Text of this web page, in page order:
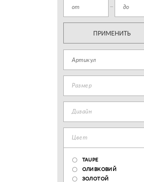
ПРИМЕНИТЬ
Размер
Дизайн
Цвет
TAUPE
ОЛИВКОВИЙ
ЗОЛОТОЙ